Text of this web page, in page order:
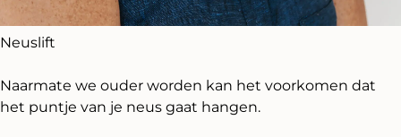
Neuslift
Naarmate we ouder worden kan het voorkomen dat
het puntje van je neus gaat hangen.